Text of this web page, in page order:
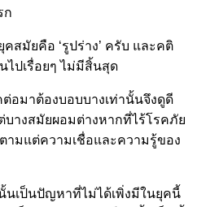
ก
มัยคือ ‘รูปร่าง’ ครับ และคติ
ไปเรื่อยๆ ไม่มีสิ้นสุด
อมาต้องบอบบางเท่านั้นจึงดูดี
างสมัยผอมต่างหากที่ไร้โรคภัย
มแต่ความเชื่อและความรู้ของ
นเป็นปัญหาที่ไม่ได้เพิ่งมีในยุคนี้